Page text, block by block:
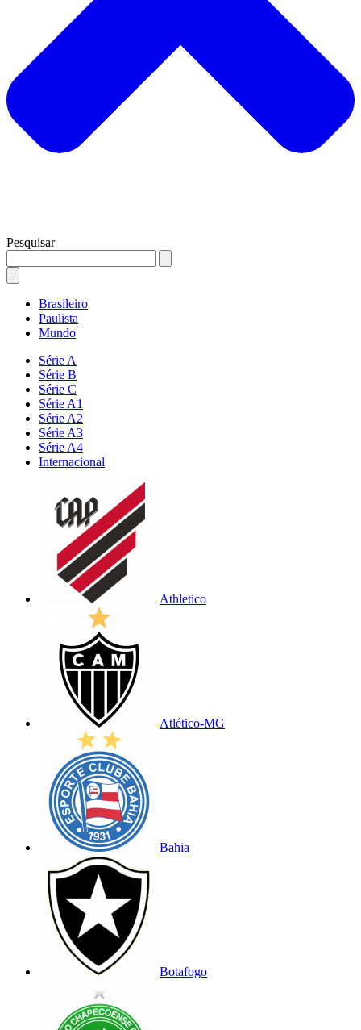
Pesquisar
Brasileiro
Paulista
Mundo
Série A
Série B
Série C
Série A1
Série A2
Série A3
Série A4
Internacional
Athletico
Atlético-MG
Bahia
Botafogo